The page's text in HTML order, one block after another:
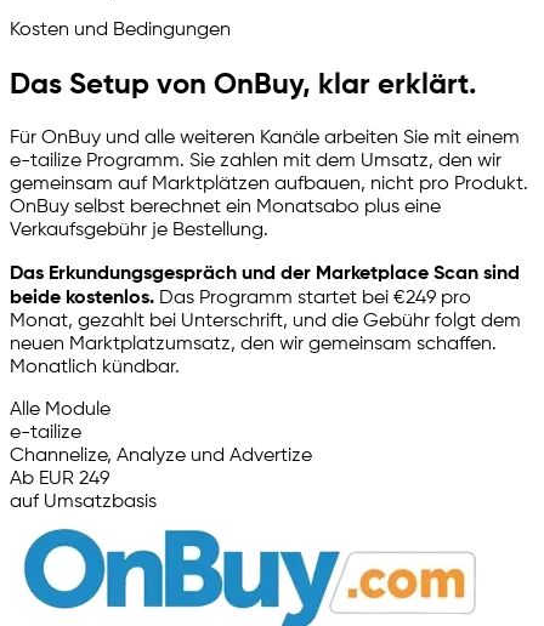
Kosten und Bedingungen
Das Setup von OnBuy, klar erklärt.
Für OnBuy und alle weiteren Kanäle arbeiten Sie mit einem
e-tailize Programm. Sie zahlen mit dem Umsatz, den wir
gemeinsam auf Marktplätzen aufbauen, nicht pro Produkt.
OnBuy selbst berechnet ein Monatsabo plus eine
Verkaufsgebühr je Bestellung.
Das Erkundungsgespräch und der Marketplace Scan sind
beide kostenlos. Das Programm startet bei €249 pro
Monat, gezahlt bei Unterschrift, und die Gebühr folgt dem
neuen Marktplatzumsatz, den wir gemeinsam schaffen.
Monatlich kündbar.
Alle Module
e-tailize
Channelize, Analyze und Advertize
Ab EUR 249
auf Umsatzbasis